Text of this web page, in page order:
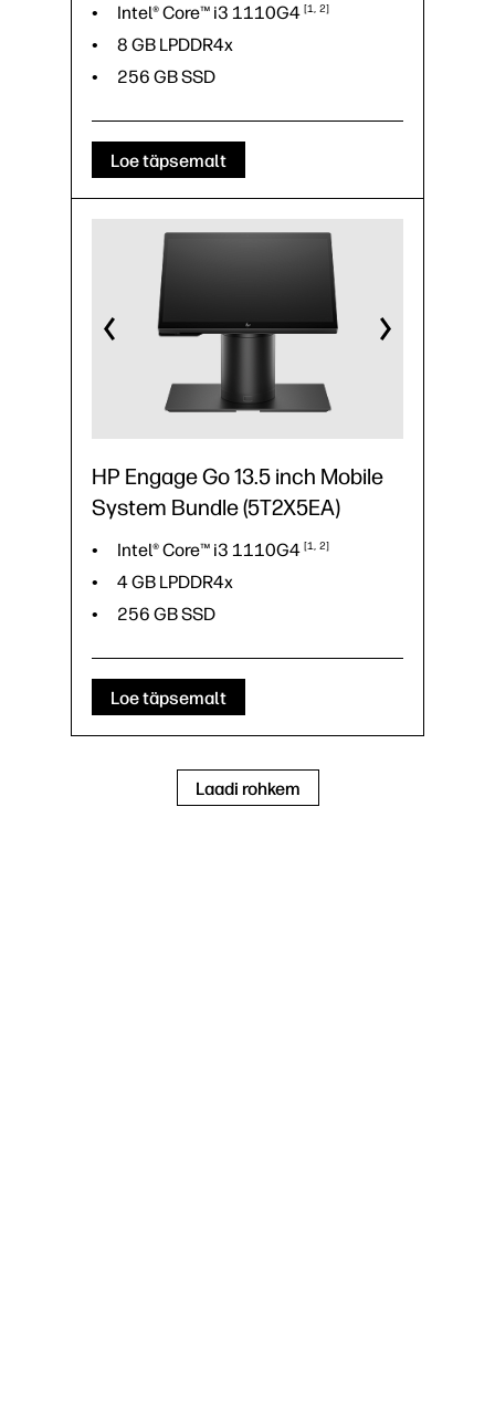
Intel® Core™ i3 1110G4 1 2
8 GB LPDDR4x
256 GB SSD
Loe täpsemalt
HP Engage Go 13.5 inch Mobile
System Bundle (5T2X5EA)
Intel® Core™ i3 1110G4 1 2
4 GB LPDDR4x
256 GB SSD
Loe täpsemalt
Laadi rohkem